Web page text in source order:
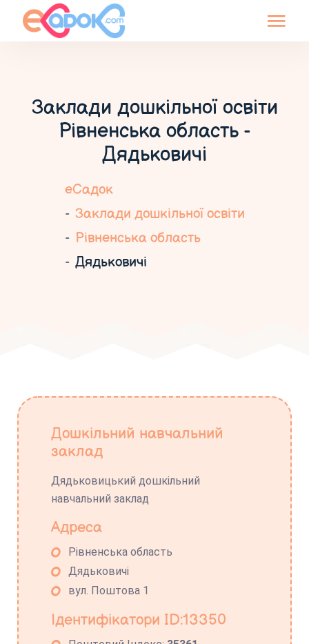
Заклади дошкільної освіти
Рівненська область -
Дядьковичі
еСадок
Заклади дошкільної освіти
Рівненська область
Дядьковичі
Дошкільний навчальний
заклад
Дядьковицький дошкільний
навчальний заклад
Адреса
Рівненська область
Дядьковичі
вул. Поштова 1
Ідентифікатори ID:13350